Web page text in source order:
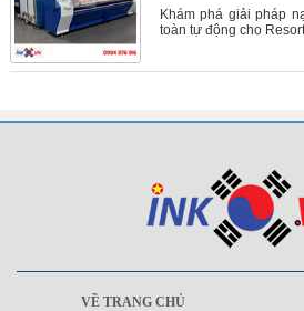
Khám phá giải pháp
toàn tự động cho
VỀ TRANG CHỦ